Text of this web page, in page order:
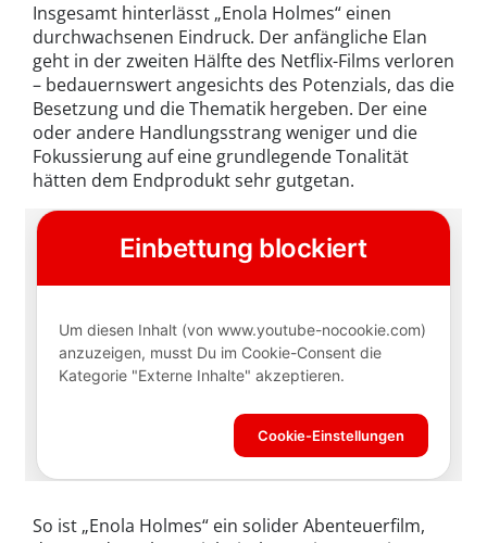
Insgesamt hinterlässt „Enola Holmes“ einen
durchwachsenen Eindruck. Der anfängliche Elan
geht in der zweiten Hälfte des Netflix-Films verloren
– bedauernswert angesichts des Potenzials, das die
Besetzung und die Thematik hergeben. Der eine
oder andere Handlungsstrang weniger und die
Fokussierung auf eine grundlegende Tonalität
hätten dem Endprodukt sehr gutgetan.
So ist „Enola Holmes“ ein solider Abenteuerfilm,